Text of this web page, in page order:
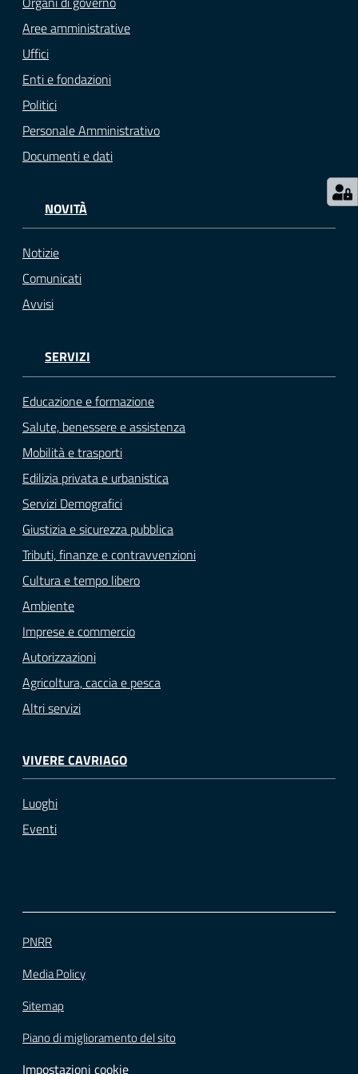
M
u
t
p
o
Seguici
Aree amministrative
Uffici
Enti e fondazioni
Politici
Personale Amministrativo
Documenti e dati
NOVITÀ
Notizie
Comunicati
Avvisi
SERVIZI
Educazione e formazione
Salute, benessere e assistenza
Mobilità e trasporti
Edilizia privata e urbanistica
Servizi Demografici
Giustizia e sicurezza pubblica
Tributi, finanze e contravvenzioni
Cultura e tempo libero
Ambiente
Imprese e commercio
Autorizzazioni
Agricoltura, caccia e pesca
Altri servizi
VIVERE CAVRIAGO
Luoghi
Eventi
PNRR
Media Policy
Sitemap
Piano di miglioramento del sito
Impostazioni cookie